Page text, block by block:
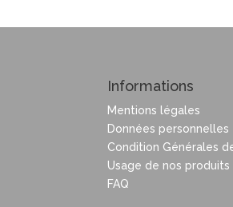
Informations
Mentions légales
Données personnelles
Condition Générales
Usage de nos produits
FAQ